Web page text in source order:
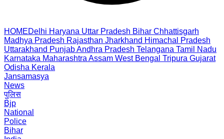
HOMEDelhi Haryana Uttar Pradesh Bihar Chhattisgarh
Madhya Pradesh Rajasthan Jharkhand Himachal Pradesh
Uttarakhand PunjabAndhra Pradesh Telangana Tamil Nadu
Karnataka Maharashtra Assam West Bengal Tripura Gujarat
Odisha Kerala
Jansamasya
News
पुलिस
Bjp
National
Police
Bihar